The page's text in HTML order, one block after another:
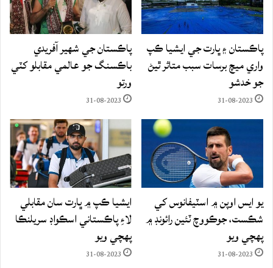
پاڪستان ۽ ڀارت جي ايشيا ڪپ
واري ميچ برسات سبب متاثر ٿيڻ
جو خدشو
31-08-2023
پاڪستان جي شهير آفريدي
باڪسنگ جو عالمي مقابلو کٽي
ورتو
31-08-2023
يو ايس اوپن ۾ اسٽيفانوس کي
شڪست، جوڪووچ ٽئين رائونڊ ۾
پهچي ويو
31-08-2023
ايشيا ڪپ ۾ ڀارت سان مقابلي
لاءِ پاڪستاني اسڪواڊ سريلنڪا
پهچي ويو
31-08-2023